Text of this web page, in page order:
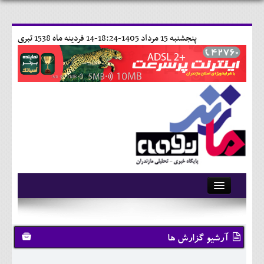
14 فردينه ماه 1538 تبری پنجشنبه 15 مرداد 1405-18:24-
آرشیو
تماس با ما
وبلاگ
آرشیو گزارش ها